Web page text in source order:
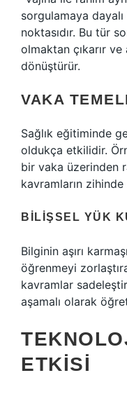
sorgulamaya
noktasıdır. Bu tür
olmaktan çıkarır
dönüştürür.
VAKA
Sağlık eğitiminde
oldukça etkilidir.
bir vaka üzerinden
kavramların
BILIŞSEL YÜK
Bilginin aşırı
öğrenmeyi
kavramlar
aşamalı olarak
ETKISI